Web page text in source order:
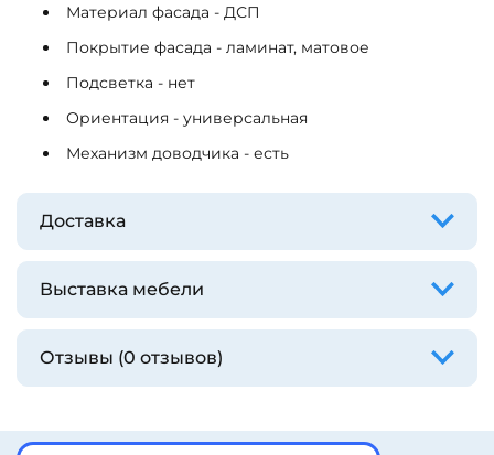
Материал фасада - ДСП
Покрытие фасада - ламинат, матовое
Подсветка - нет
Ориентация - универсальная
Механизм доводчика - есть
Доставка
Выставка мебели
Отзывы (0 отзывов)